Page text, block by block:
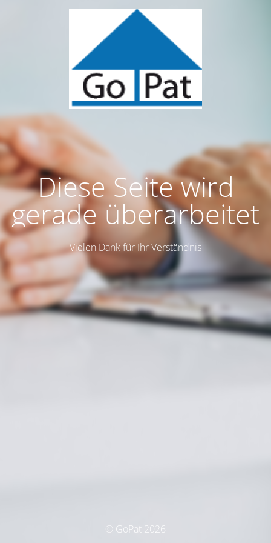
Diese Seite wird
gerade überarbeitet
Vielen Dank für Ihr Verständnis
© GoPat 2026